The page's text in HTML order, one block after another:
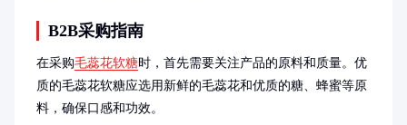
B2B采购指南
在采购毛蕊花软糖时，首先需要关注产品的原料和质量。优
质的毛蕊花软糖应选用新鲜的毛蕊花和优质的糖、蜂蜜等原
料，确保口感和功效。